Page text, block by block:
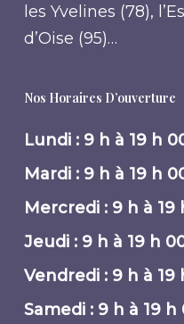
les Yvelines (78),
d’Oise (95)…
Nos Horaires D’ouverture
Lundi : 9 h à 19 h
Mardi : 9 h à 19 h
Mercredi : 9 h à 19
Jeudi : 9 h à 19 h
Vendredi : 9 h à 19
Samedi : 9 h à 19 h